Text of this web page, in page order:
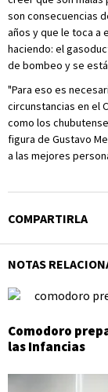
son consecuencias
años y que le toca a
haciendo: el
de bombeo y se
"Para eso es
circunstancias en el
como los
figura de Gustavo
a las mejores
COMPARTIRLA
NOTAS
Comodoro
las Infancias